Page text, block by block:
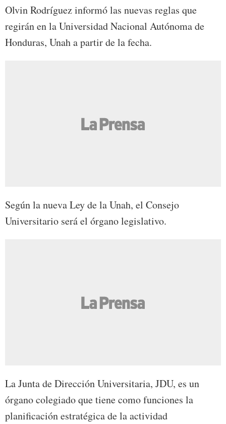
Olvin Rodríguez informó las nuevas reglas que
regirán en la Universidad Nacional Autónoma de
Honduras, Unah a partir de la fecha.
Según la nueva Ley de la Unah, el Consejo
Universitario será el órgano legislativo.
La Junta de Dirección Universitaria, JDU, es un
órgano colegiado que tiene como funciones la
planificación estratégica de la actividad